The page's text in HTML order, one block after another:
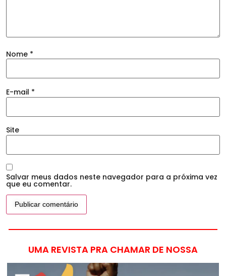
Nome *
E-mail *
Site
Salvar meus dados neste navegador para a próxima vez
que eu comentar.
UMA REVISTA PRA CHAMAR DE NOSSA